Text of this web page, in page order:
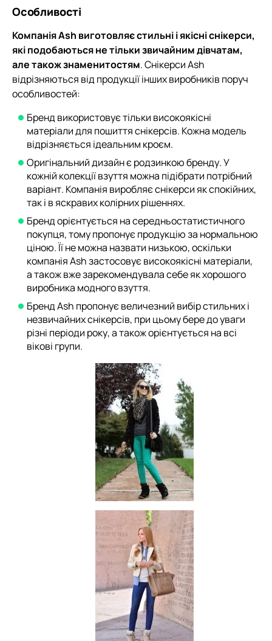
Особливості
Компанія Ash виготовляє стильні і якісні снікерси,
які подобаються не тільки звичайним дівчатам,
але також знаменитостям. Снікерси Ash
відрізняються від продукції інших виробників поруч
особливостей:
Бренд використовує тільки високоякісні
матеріали для пошиття снікерсів. Кожна модель
відрізняється ідеальним кроєм.
Оригінальний дизайн є родзинкою бренду. У
кожній колекції взуття можна підібрати потрібний
варіант. Компанія виробляє снікерси як спокійних,
так і в яскравих колірних рішеннях.
Бренд орієнтується на середньостатистичного
покупця, тому пропонує продукцію за нормальною
ціною. Її не можна назвати низькою, оскільки
компанія Ash застосовує високоякісні матеріали,
а також вже зарекомендувала себе як хорошого
виробника модного взуття.
Бренд Ash пропонує величезний вибір стильних і
незвичайних снікерсів, при цьому бере до уваги
різні періоди року, а також орієнтується на всі
вікові групи.